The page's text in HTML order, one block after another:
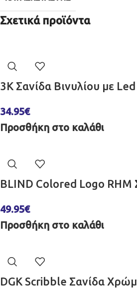
Σχετικά προϊόντα
3K Σανίδα Βινυλίου με
34.95€
Προσθήκη στο καλάθι
BLIND Colored Logo RHM
49.95€
Προσθήκη στο καλάθι
DGK Scribble Σανίδα